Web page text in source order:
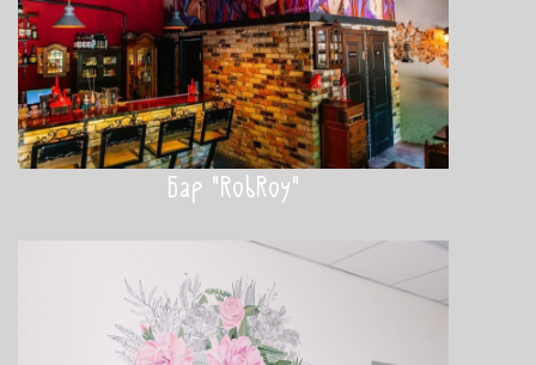
Бар "RobRoy"